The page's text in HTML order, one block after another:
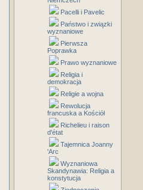
Pacelli i Pavelic
Państwo i związki
wyznaniowe
Pierwsza
Poprawka
Prawo wyznaniowe
Religia i
demokracja
Religie a wojna
Rewolucja
francuska a Kościół
Richelieu i raison
d'état
Tajemnica Joanny
'Arc
Wyznaniowa
Skandynawia: Religia a
konstytucja